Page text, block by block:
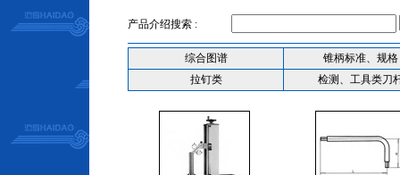
产品介绍搜索 :
综合图谱
锥柄标准、规格
拉钉类
检测、工具类刀